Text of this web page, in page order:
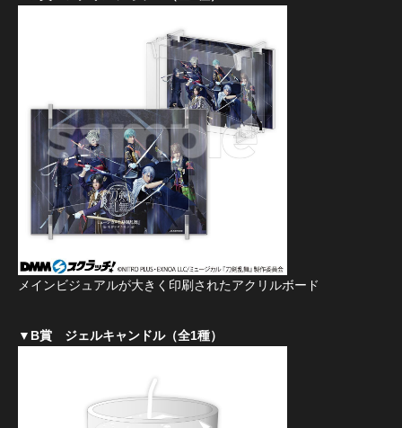
メインビジュアルが大きく印刷されたアクリルボード
▼B賞 ジェルキャンドル（全1種）